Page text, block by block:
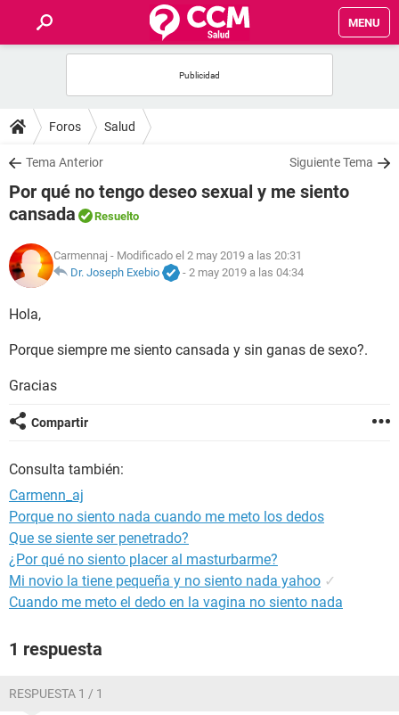
MENU
FOROS
SALUD
FAMILIA
NUTRICIÓN
SEXUALIDAD
GLOSARIO
Foros Salud
Tema Anterior Siguiente Tema
Por qué no tengo deseo sexual y me siento
cansada
Resuelto
Carmennaj - Modificado el 2 may 2019 a las 20:31
Dr. Joseph Exebio
- 2 may 2019 a las 04:34
Hola,
Porque siempre me siento cansada y sin ganas de sexo?.
Gracias
Compartir
Consulta también:
Carmenn_aj
Porque no siento nada cuando me meto los dedos
Que se siente ser penetrado?
¿Por qué no siento placer al masturbarme?
Mi novio la tiene pequeña y no siento nada yahoo ✓
Cuando me meto el dedo en la vagina no siento nada
1 respuesta
RESPUESTA 1 / 1